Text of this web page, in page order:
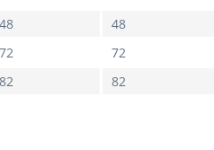
48
48
72
72
82 82